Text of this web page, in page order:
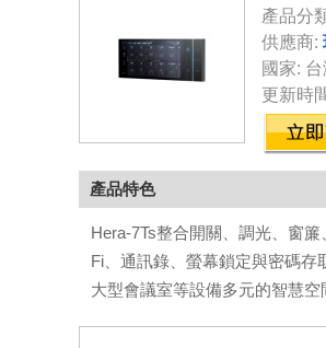
產品分
供應商:
國家:
更新時
產品特色
Hera-7Ts整合開關、調光、窗
Fi、通訊錄、螢幕鎖定與密碼存
大型會議室等設備多元的智慧空